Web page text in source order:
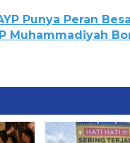
Punya Peran
Muhammadiyah